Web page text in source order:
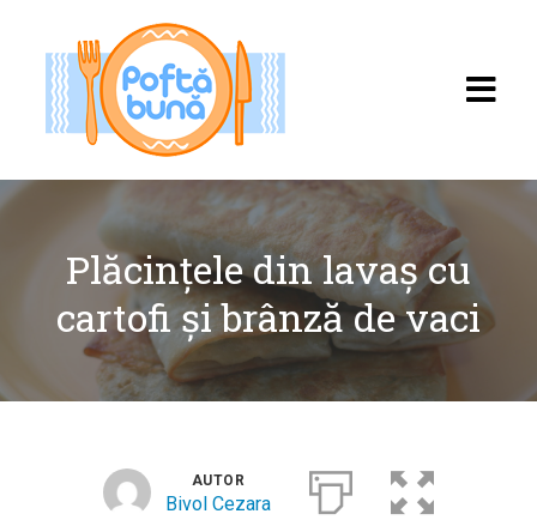
Acasă
Rețete
Categorii
Plăcințele din lavaș cu
cartofi și brânză de vaci
AUTOR
Bivol Cezara